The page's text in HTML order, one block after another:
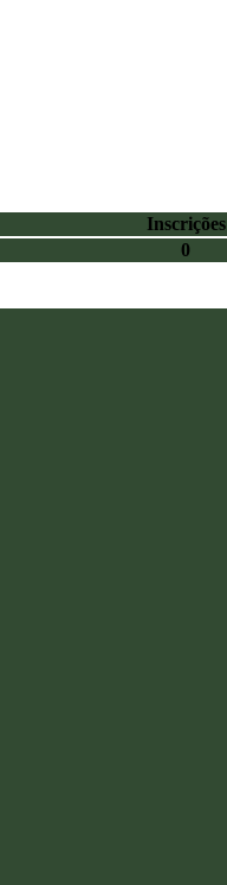
Inscrições
0